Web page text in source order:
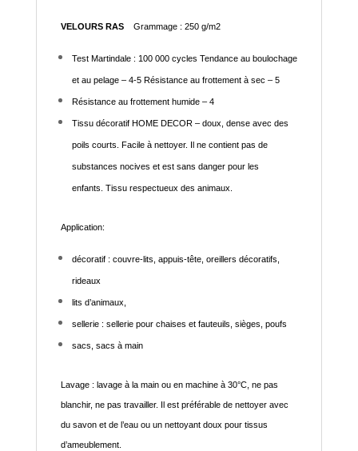
VELOURS RAS Grammage : 250 g/m2
Test Martindale : 100 000 cycles Tendance au boulochage
et au pelage – 4-5 Résistance au frottement à sec – 5
Résistance au frottement humide – 4
Tissu décoratif HOME DECOR – doux, dense avec des
poils courts. Facile à nettoyer. Il ne contient pas de
substances nocives et est sans danger pour les
enfants. Tissu respectueux des animaux.
Application:
décoratif : couvre-lits, appuis-tête, oreillers décoratifs,
rideaux
lits d’animaux,
sellerie : sellerie pour chaises et fauteuils, sièges, poufs
sacs, sacs à main
Lavage : lavage à la main ou en machine à 30°C, ne pas
blanchir, ne pas travailler. Il est préférable de nettoyer avec
du savon et de l’eau ou un nettoyant doux pour tissus
d’ameublement.